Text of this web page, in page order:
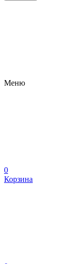
Меню
0
Корзина